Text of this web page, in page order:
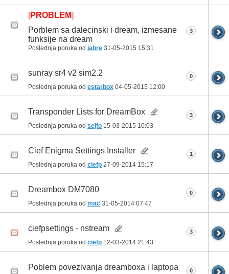
[PROBLEM]
Porblem sa dalecinski i dream, izmesane
funksije na dream
Poslednja poruka od jabre 31-05-2015 15:31
3
sunray sr4 v2 sim2.2
Poslednja poruka od estarbox 04-05-2015 12:00
0
Transponder Lists for DreamBox
Poslednja poruka od sejfo 15-03-2015 10:03
3
Cief Enigma Settings Installer
Poslednja poruka od ciefp 27-09-2014 15:17
1
Dreambox DM7080
Poslednja poruka od mac 31-05-2014 07:47
0
ciefpsettings - nstream
Poslednja poruka od ciefp 12-03-2014 21:43
3
Poblem povezivanja dreamboxa i laptopa 0